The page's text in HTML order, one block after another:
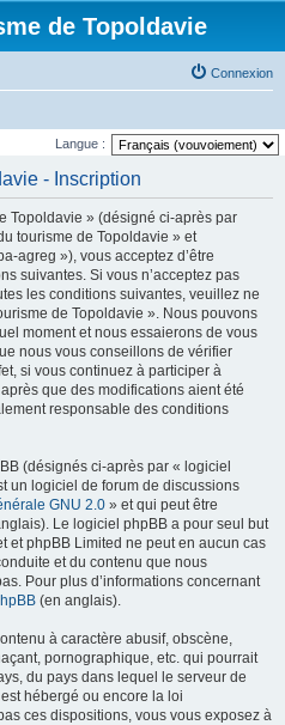
de Topoldavie
Connexion
Langue :
- Inscription
Topoldavie » (désigné ci-après par
tourisme de Topoldavie » et
agreg »), vous acceptez d’être
suivantes. Si vous n’acceptez pas
les conditions suivantes, veuillez ne
de Topoldavie ». Nous pouvons
moment et nous essaierons de vous
nous vous conseillons de vérifier
si vous continuez à participer à
que des modifications aient été
responsable des conditions
(désignés ci-après par « logiciel
un logiciel de forum de discussions
GNU 2.0 » et qui peut être
Le logiciel phpBB a pour seul but
et phpBB Limited ne peut en aucun cas
et du contenu que nous
Pour plus d’informations concernant
(en anglais).
à caractère abusif, obscène,
pornographique, etc. qui pourrait
du pays dans lequel le serveur de
hébergé ou encore la loi
ces dispositions, vous vous exposez à